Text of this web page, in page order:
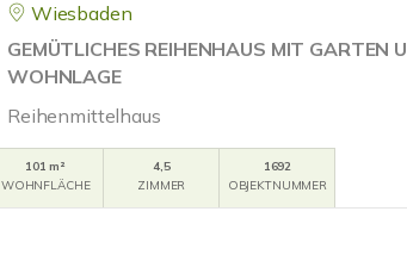
Wiesbaden
GEMÜTLICHES REIHENHAUS MIT GARTEN
WOHNLAGE
Reihenmittelhaus
101 m²
WOHNFLÄCHE
4,5
ZIMMER
1692
OBJEKTNUMMER